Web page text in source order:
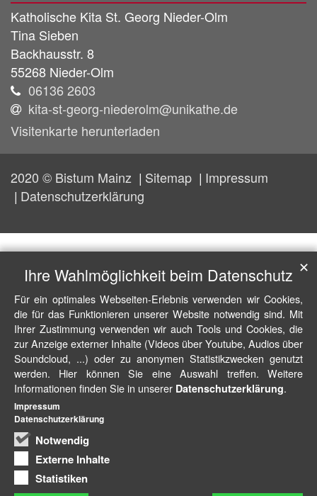
Katholische Kita St. Georg Nieder-Olm
Tina Sieben
Backhausstr. 8
55268 Nieder-Olm
06136 2603
kita-st-georg-niederolm@unikathe.de
Visitenkarte herunterladen
2020 © Bistum Mainz Sitemap
Impressum
Datenschutzerklärung
Ihre Wahlmöglichkeit beim Datenschutz
Für ein optimales Webseiten-Erlebnis verwenden wir Cookies,
die für das Funktionieren unserer Website notwendig sind. Mit
Ihrer Zustimmung verwenden wir auch Tools und Cookies, die
zur Anzeige externer Inhalte (Videos über Youtube, Audios über
Soundcloud, ...) oder zu anonymen Statistikzwecken genutzt
werden. Hier können Sie eine Auswahl treffen. Weitere
Informationen finden Sie in unserer Datenschutzerklärung.
Notwendig
Externe Inhalte
Statistiken
✕
Impressum
Datenschutzerklärung